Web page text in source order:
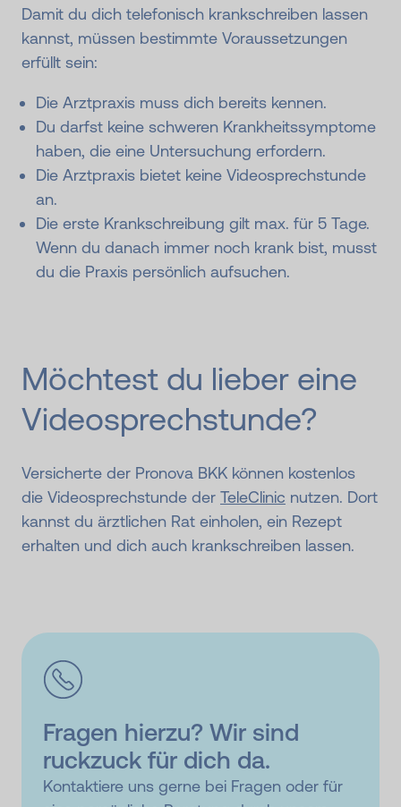
Damit du dich telefonisch krankschreiben lassen
kannst, müssen bestimmte Voraussetzungen
erfüllt sein:
Die Arztpraxis muss dich bereits kennen.
Du darfst keine schweren Krankheitssymptome
haben, die eine Untersuchung erfordern.
Die Arztpraxis bietet keine Videosprechstunde
an.
Die erste Krankschreibung gilt max. für 5 Tage.
Wenn du danach immer noch krank bist, musst
du die Praxis persönlich aufsuchen.
Möchtest du lieber eine
Videosprech­stunde?
Versicherte der Pronova BKK können kostenlos
die Videosprechstunde der TeleClinic nutzen. Dort
kannst du ärztlichen Rat einholen, ein Rezept
erhalten und dich auch krankschreiben lassen.
Fragen hierzu? Wir sind
ruckzuck für dich da.
Kontaktiere uns gerne bei Fragen oder für